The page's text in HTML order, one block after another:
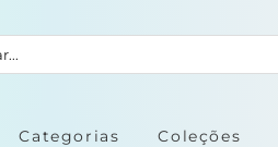
Categorias Coleções